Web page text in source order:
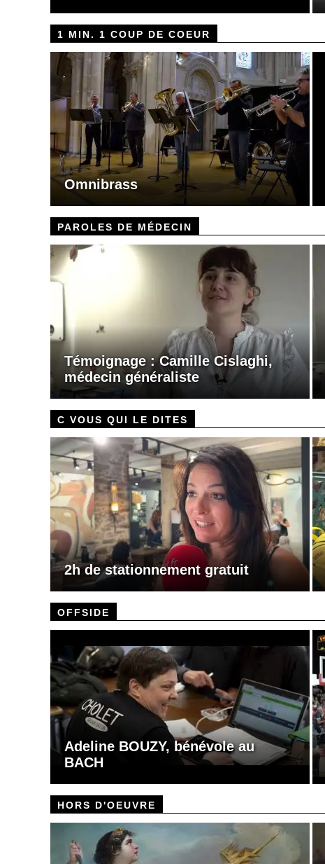
1 MIN. 1 COUP DE COEUR
Omnibrass
PAROLES DE MÉDECIN
Témoignage : Camille Cislaghi,
médecin généraliste
C VOUS QUI LE DITES
2h de stationnement gratuit
OFFSIDE
Adeline BOUZY, bénévole au
BACH
HORS D'OEUVRE